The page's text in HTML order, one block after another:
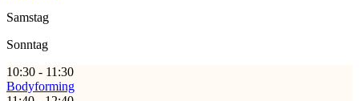
Samstag
Sonntag
10:30 - 11:30
Bodyforming